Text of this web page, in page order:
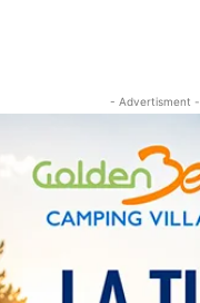
- Advertisment -